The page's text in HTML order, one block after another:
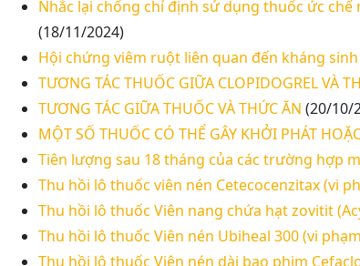
Nhắc lại chống chỉ định sử dụng thuốc ức chế
(18/11/2024)
Hội chứng viêm ruột liên quan đến kháng
TƯƠNG TÁC THUỐC GIỮA CLOPIDOGREL VÀ
TƯƠNG TÁC GIỮA THUỐC VÀ THỨC ĂN (20/10/
MỘT SỐ THUỐC CÓ THỂ GÂY KHỞI PHÁT
Tiên lượng sau 18 tháng của các trường hợp
Thu hồi lô thuốc viên nén Cetecocenzitax (vi
Thu hồi lô thuốc Viên nang chứa hạt zovitit
Thu hồi lô thuốc Viên nén Ubiheal 300 (vi
Thu hồi lô thuốc Viên nén dài bao phim